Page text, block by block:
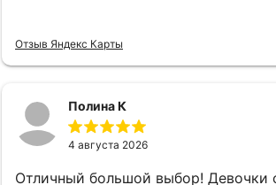
Отзыв Яндекс Карты
Полина К
4 августа 2026
Отличный большой выбор! Девочки